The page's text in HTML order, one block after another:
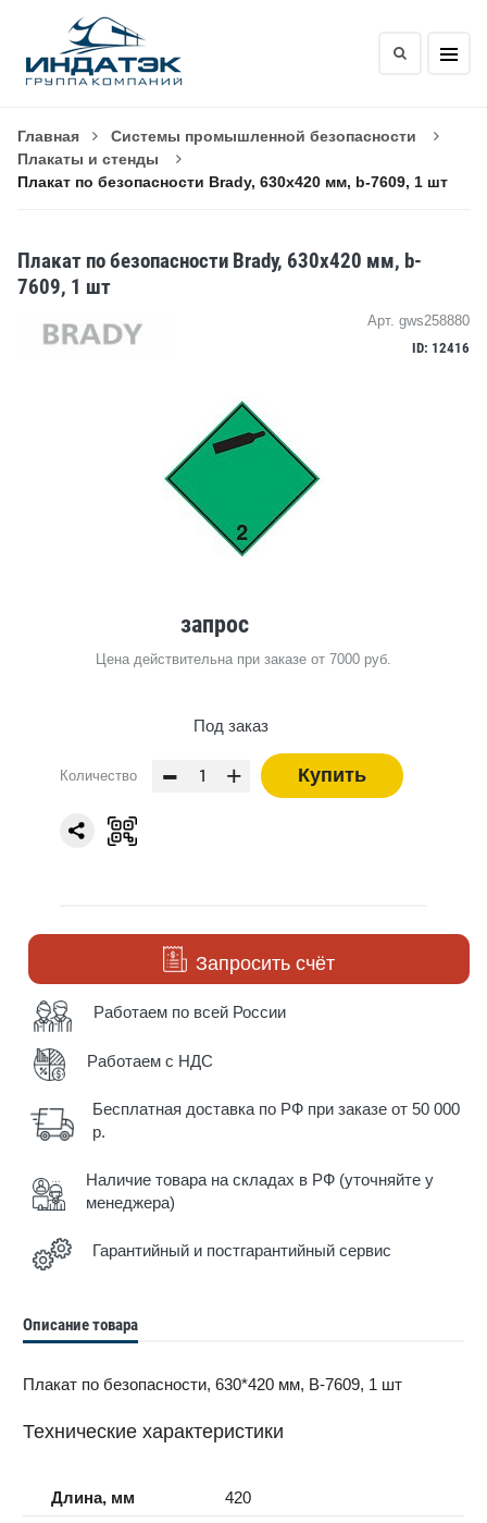
Главная
Системы промышленной безопасности
Плакаты и стенды
Плакат по безопасности Brady, 630x420 мм, b-7609, 1 шт
Плакат по безопасности Brady, 630x420 мм, b-
7609, 1 шт
Арт. gws258880
ID: 12416
запрос
Цена действительна при заказе от 7000 руб.
Под заказ
Количество - + Купить
Запросить счёт
Работаем по всей России
Работаем с НДС
Бесплатная доставка по РФ при заказе от 50 000
р.
Наличие товара на складах в РФ (уточняйте у
менеджера)
Гарантийный и постгарантийный сервис
Описание товара
Плакат по безопасности, 630*420 мм, B-7609, 1 шт
Технические характеристики
Длина, мм
420